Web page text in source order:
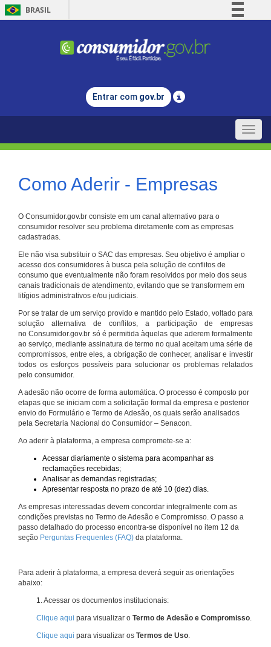
BRASIL
Comunica BR
Legislação
Entrar com gov.br
Toggle
Como Aderir - Empresas
O Consumidor.gov.br consiste em um canal alternativo para o
consumidor resolver seu problema diretamente com as empresas
cadastradas.
Ele não visa substituir o SAC das empresas. Seu objetivo é ampliar o
acesso dos consumidores à busca pela solução de conflitos de
consumo que eventualmente não foram resolvidos por meio dos seus
canais tradicionais de atendimento, evitando que se transformem em
litígios administrativos e/ou judiciais.
Por se tratar de um serviço provido e mantido pelo Estado, voltado para
solução alternativa de conflitos, a participação de empresas
no Consumidor.gov.br só é permitida àquelas que aderem formalmente
ao serviço, mediante assinatura de termo no qual aceitam uma série de
compromissos, entre eles, a obrigação de conhecer, analisar e investir
todos os esforços possíveis para solucionar os problemas relatados
pelo consumidor.
A adesão não ocorre de forma automática. O processo é composto por
etapas que se iniciam com a solicitação formal da empresa e posterior
envio do Formulário e Termo de Adesão, os quais serão analisados
pela Secretaria Nacional do Consumidor – Senacon.
Ao aderir à plataforma, a empresa compromete-se a:
Acessar diariamente o sistema para acompanhar as
reclamações recebidas;
Analisar as demandas registradas;
Apresentar resposta no prazo de até 10 (dez) dias.
As empresas interessadas devem concordar integralmente com as
condições previstas no Termo de Adesão e Compromisso. O passo a
passo detalhado do processo encontra-se disponível no item 12 da
seção Perguntas Frequentes (FAQ) da plataforma.
Para aderir à plataforma, a empresa deverá seguir as orientações
abaixo:
1. Acessar os documentos institucionais:
Clique aqui para visualizar o Termo de Adesão e Compromisso.
Clique aqui para visualizar os Termos de Uso.